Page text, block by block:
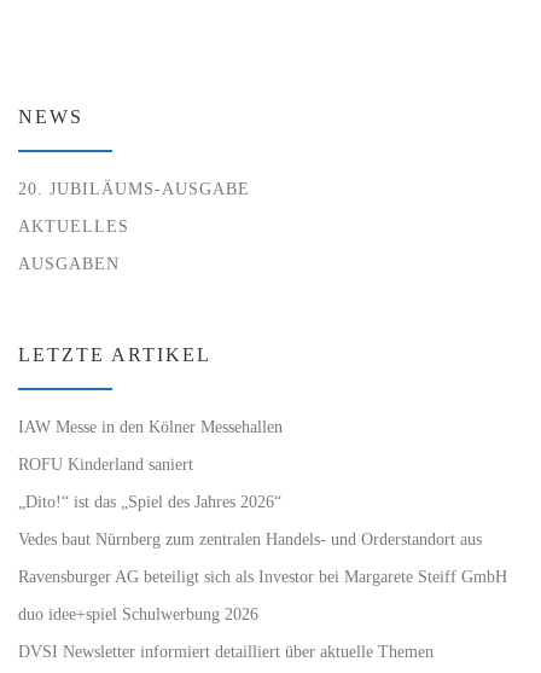
NEWS
20. JUBILÄUMS-AUSGABE
AKTUELLES
AUSGABEN
LETZTE ARTIKEL
IAW Messe in den Kölner Messehallen
ROFU Kinderland saniert
„Dito!“ ist das „Spiel des Jahres 2026“
Vedes baut Nürnberg zum zentralen Handels- und Orderstandort aus
Ravensburger AG beteiligt sich als Investor bei Margarete Steiff GmbH
duo idee+spiel Schulwerbung 2026
DVSI Newsletter informiert detailliert über aktuelle Themen